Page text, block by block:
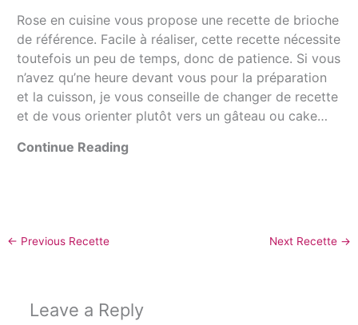
Rose en cuisine vous propose une recette de brioche
de référence. Facile à réaliser, cette recette nécessite
toutefois un peu de temps, donc de patience. Si vous
n’avez qu’ne heure devant vous pour la préparation
et la cuisson, je vous conseille de changer de recette
et de vous orienter plutôt vers un gâteau ou cake…
Continue Reading
← Previous Recette Next Recette →
Leave a Reply